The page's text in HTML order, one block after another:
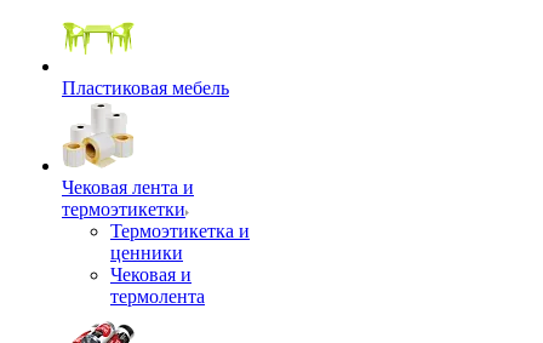
Пластиковая мебель
Чековая лента и
термоэтикетки
Термоэтикетка и
ценники
Чековая и
термолента